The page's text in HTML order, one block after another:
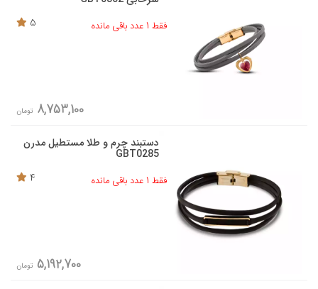
فقط 1 عدد باقی مانده
5
8,753,100 تومان
دستبند چرم و طلا مستطیل مدرن
GBT0285
فقط 1 عدد باقی مانده
4
5,192,700 تومان